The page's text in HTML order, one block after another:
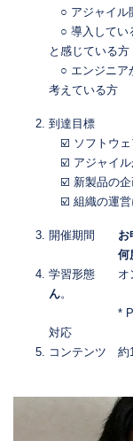
○ アジャイル
○ 導入してい
と感じている方
○ エンジニア
考えている方
到達目標
☑️ ソフトウェ
☑️ アジャイル
☑️ 新製品の企
☑️ 組織の運営
開催期間 お
何
学習形態 オン
ん。
* PC(Win,
対応
コンテンツ 約